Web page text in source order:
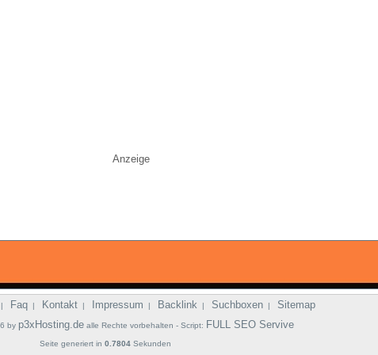
Anzeige
| Faq | Kontakt | Impressum | Backlink | Suchboxen | Sitemap
by p3xHosting.dealle Rechte vorbehalten - Script: FULL SEO Servive
Seite generiert in 0.7804Sekunden